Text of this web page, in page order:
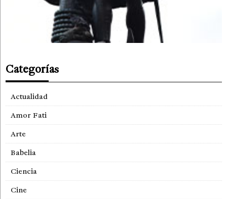
Categorías
Actualidad
Amor Fati
Arte
Babelia
Ciencia
Cine